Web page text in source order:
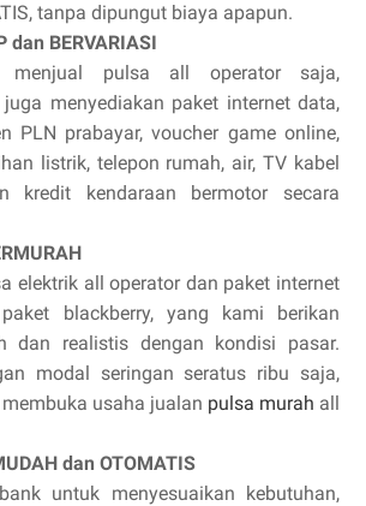
tanpa dipungut biaya apapun.
dan BERVARIASI
menjual pulsa all operator saja,
menyediakan paket internet data,
PLN prabayar, voucher game online,
listrik, telepon rumah, air, TV kabel
kredit kendaraan bermotor secara
elektrik all operator dan paket internet
blackberry, yang kami berikan
dan realistis dengan kondisi pasar.
modal seringan seratus ribu saja,
usaha jualan pulsa murah all
dan OTOMATIS
untuk menyesuaikan kebutuhan,